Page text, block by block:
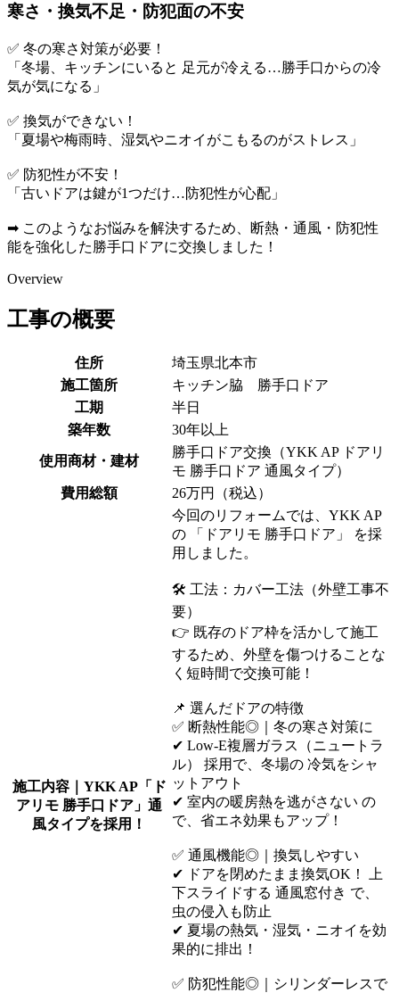
寒さ・換気不足・防犯面の不安
✅ 冬の寒さ対策が必要！
「冬場、キッチンにいると 足元が冷える…勝手口からの冷
気が気になる」
✅ 換気ができない！
「夏場や梅雨時、湿気やニオイがこもるのがストレス」
✅ 防犯性が不安！
「古いドアは鍵が1つだけ…防犯性が心配」
➡ このようなお悩みを解決するため、断熱・通風・防犯性
能を強化した勝手口ドアに交換しました！
Overview
工事の概要
住所
埼玉県北本市
施工箇所
キッチン脇 勝手口ドア
工期
半日
築年数
30年以上
使用商材・建材
勝手口ドア交換（YKK AP ドアリ
モ 勝手口ドア 通風タイプ）
費用総額
26万円（税込）
施工内容｜YKK AP「ド
アリモ 勝手口ドア」通
風タイプを採用！
今回のリフォームでは、YKK AP
の 「ドアリモ 勝手口ドア」 を採
用しました。
🛠 工法：カバー工法（外壁工事不
要）
👉 既存のドア枠を活かして施工
するため、外壁を傷つけることな
く短時間で交換可能！
📌 選んだドアの特徴
✅ 断熱性能◎｜冬の寒さ対策に
✔ Low-E複層ガラス（ニュートラ
ル） 採用で、冬場の 冷気をシャ
ットアウト
✔ 室内の暖房熱を逃がさない の
で、省エネ効果もアップ！
✅ 通風機能◎｜換気しやすい
✔ ドアを閉めたまま換気OK！ 上
下スライドする 通風窓付き で、
虫の侵入も防止
✔ 夏場の熱気・湿気・ニオイを効
果的に排出！
✅ 防犯性能◎｜シリンダーレスで